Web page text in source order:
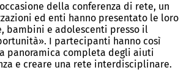
della conferenza di rete, un
ed enti hanno presentato le loro
bambini e adolescenti presso il
I partecipanti hanno così
panoramica completa degli aiuti
e creare una rete interdisciplinare.